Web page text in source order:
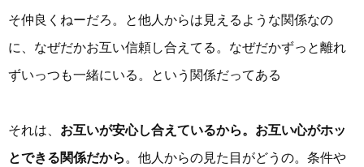
そ仲良くねーだろ。と他人からは見えるような関係なの
に、なぜだかお互い信頼し合えてる。なぜだかずっと離れ
ずいっつも一緒にいる。という関係だってある
それは、 お互いが安心し合えているから。お互い心がホッ
とできる関係だから 。他人からの見た目がどうの。条件や